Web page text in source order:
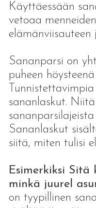
Käyttäessään
vetoaa
Sananparsi on
puheen
sananlaskut.
Sananlaskut
siitä, miten tulisi
Esimerkiksi Sitä
minkä juurel
on tyypillinen